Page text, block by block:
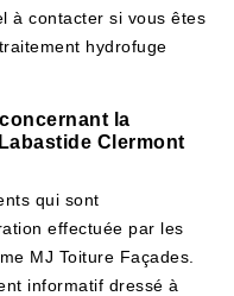
à contacter si vous êtes
hydrofuge
la
Clermont
qui sont
effectuée par les
MJ Toiture Façades.
informatif dressé à